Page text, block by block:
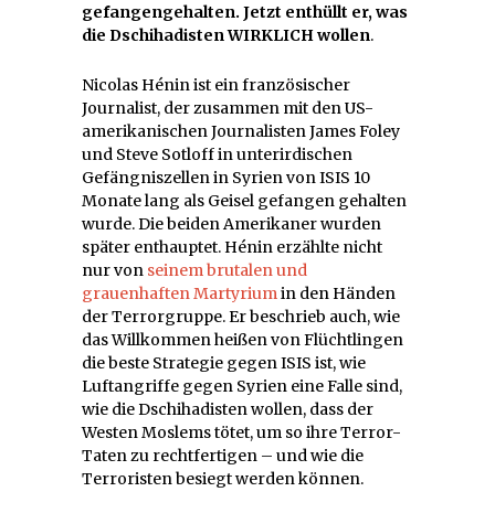
gefangengehalten. Jetzt enthüllt er, was
die Dschihadisten WIRKLICH wollen.
Nicolas Hénin ist ein französischer
Journalist, der zusammen mit den US-
amerikanischen Journalisten James Foley
und Steve Sotloff in unterirdischen
Gefängniszellen in Syrien von ISIS 10
Monate lang als Geisel gefangen gehalten
wurde. Die beiden Amerikaner wurden
später enthauptet. Hénin erzählte nicht
nur von seinem brutalen und
grauenhaften Martyriumin den Händen
der Terrorgruppe. Er beschrieb auch, wie
das Willkommen heißen von Flüchtlingen
die beste Strategie gegen ISIS ist, wie
Luftangriffe gegen Syrien eine Falle sind,
wie die Dschihadisten wollen, dass der
Westen Moslems tötet, um so ihre Terror-
Taten zu rechtfertigen – und wie die
Terroristen besiegt werden können.